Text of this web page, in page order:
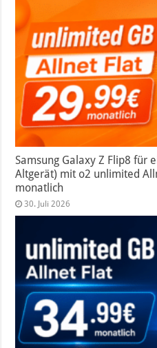
Samsung Galaxy Z Flip8 für
Altgerät) mit o2 unlimited
monatlich
30. Juli 2026